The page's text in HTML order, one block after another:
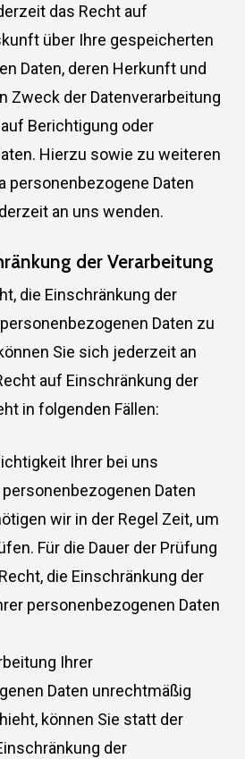
das Recht auf
über Ihre gespeicherten
Daten, deren Herkunft und
Zweck der Datenverarbeitung
Berichtigung oder
Hierzu sowie zu weiteren
personenbezogene Daten
an uns wenden.
der Verarbeitung
die Einschränkung der
Daten zu
Sie sich jederzeit an
auf Einschränkung der
in folgenden Fällen:
Ihrer bei uns
Daten
wir in der Regel Zeit, um
Für die Dauer der Prüfung
die Einschränkung der
personenbezogenen Daten
Ihrer
Daten unrechtmäßig
können Sie statt der
der